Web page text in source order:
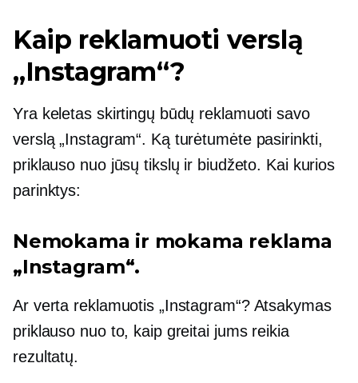
Kaip reklamuoti verslą
„Instagram“?
Yra keletas skirtingų būdų reklamuoti savo
verslą „Instagram“. Ką turėtumėte pasirinkti,
priklauso nuo jūsų tikslų ir biudžeto. Kai kurios
parinktys:
Nemokama ir mokama reklama
„Instagram“.
Ar verta reklamuotis „Instagram“? Atsakymas
priklauso nuo to, kaip greitai jums reikia
rezultatų.